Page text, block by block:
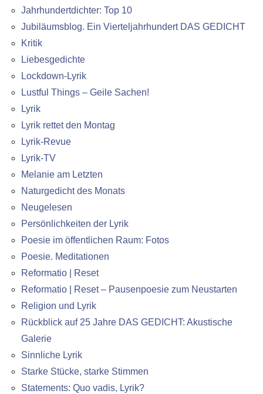
Jahrhundertdichter: Top 10
Jubiläumsblog. Ein Vierteljahrhundert DAS GEDICHT
Kritik
Liebesgedichte
Lockdown-Lyrik
Lustful Things – Geile Sachen!
Lyrik
Lyrik rettet den Montag
Lyrik-Revue
Lyrik-TV
Melanie am Letzten
Naturgedicht des Monats
Neugelesen
Persönlichkeiten der Lyrik
Poesie im öffentlichen Raum: Fotos
Poesie. Meditationen
Reformatio | Reset
Reformatio | Reset – Pausenpoesie zum Neustarten
Religion und Lyrik
Rückblick auf 25 Jahre DAS GEDICHT: Akustische
Galerie
Sinnliche Lyrik
Starke Stücke, starke Stimmen
Statements: Quo vadis, Lyrik?